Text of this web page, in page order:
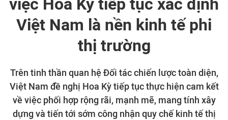
việc Hoa Kỳ tiếp tục xác định
Việt Nam là nền kinh tế phi
thị trường
Trên tinh thần quan hệ Đối tác chiến lược toàn diện,
Việt Nam đề nghị Hoa Kỳ tiếp tục thực hiện cam kết
về việc phối hợp rộng rãi, mạnh mẽ, mang tính xây
dựng và tiến tới sớm công nhận quy chế kinh tế thị